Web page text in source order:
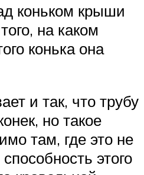
коньком крыши
на каком
конька она
и так, что трубу
но такое
там, где это не
этого